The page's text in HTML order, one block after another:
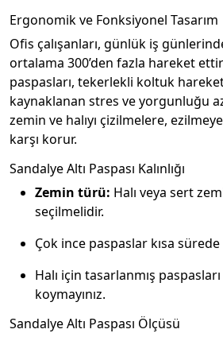
Ergonomik ve Fonksiyonel Tasarım
Ofis çalışanları, günlük iş
ortalama 300’den fazla hareket
paspasları, tekerlekli koltuk
kaynaklanan stres ve yorgunluğu
zemin ve halıyı çizilmelere,
karşı korur.
Sandalye Altı Paspası Kalınlığı
Zemin türü: Halı veya sert
seçilmelidir.
Çok ince paspaslar kısa
Halı için tasarlanmış
koymayınız.
Sandalye Altı Paspası Ölçüsü